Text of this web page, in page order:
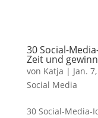
30 Social-
Zeit und
von Katja | Jan.
Social Media
30 Social-Media-